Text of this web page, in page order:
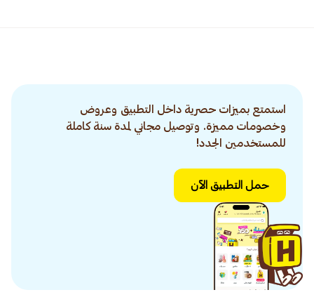
استمتع بميزات حصرية داخل التطبيق وعروض
وخصومات مميزة. وتوصيل مجاني لمدة سنة كاملة
للمستخدمين الجدد!
حمل التطبيق الآن